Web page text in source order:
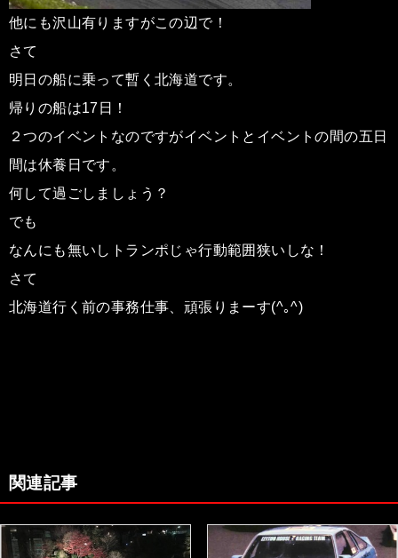
他にも沢山有りますがこの辺で！
さて
明日の船に乗って暫く北海道です。
帰りの船は17日！
２つのイベントなのですがイベントとイベントの間の五日
間は休養日です。
何して過ごしましょう？
でも
なんにも無いしトランポじゃ行動範囲狭いしな！
さて
北海道行く前の事務仕事、頑張りまーす(^｡^)
関連記事